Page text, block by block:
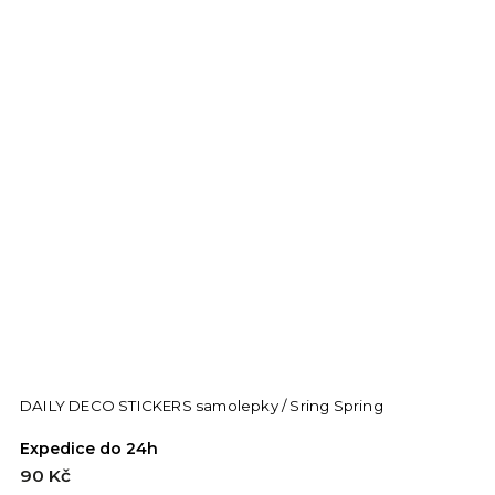
DAILY DECO STICKERS samolepky / Sring Spring
Expedice do 24h
90 Kč